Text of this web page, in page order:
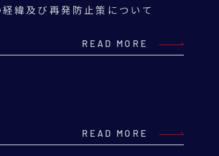
緯及び再発防止策について
READ MORE
READ MORE